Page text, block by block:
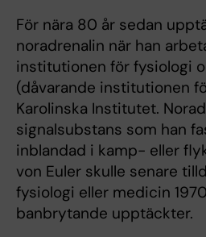
För nära 80 år sedan
noradrenalin när han
institutionen för fysiologi
(dåvarande institutionen
Karolinska Institutet.
signalsubstans som han
inblandad i kamp- eller
von Euler skulle senare
fysiologi eller medicin
banbrytande upptäckter.